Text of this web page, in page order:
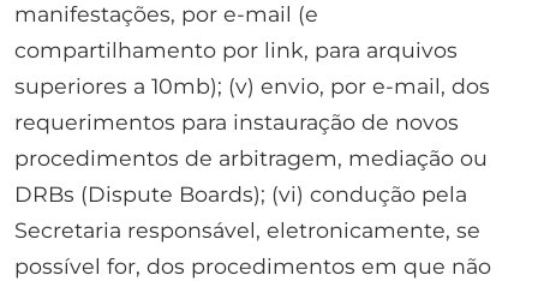
manifestações, por e-mail (e
compartilhamento por link, para arquivos
superiores a 10mb); (v) envio, por e-mail, dos
requerimentos para instauração de novos
procedimentos de arbitragem, mediação ou
DRBs (Dispute Boards); (vi) condução pela
Secretaria responsável, eletronicamente, se
possível for, dos procedimentos em que não